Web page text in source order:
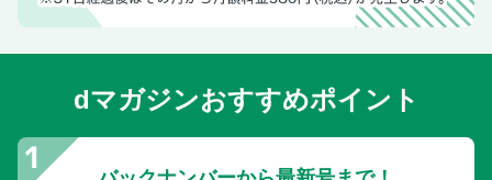
dマガジンおすすめポイント